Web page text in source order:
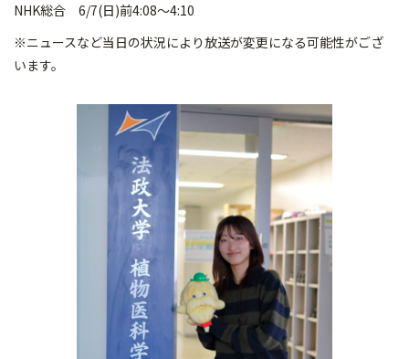
NHK総合 6/7(日)前4:08～4:10
※ニュースなど当日の状況により放送が変更になる可能性がござ
います。